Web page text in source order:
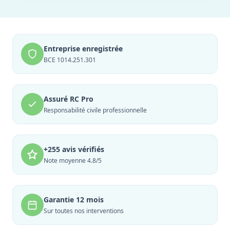
Entreprise enregistrée
BCE 1014.251.301
Assuré RC Pro
Responsabilité civile professionnelle
+255 avis vérifiés
Note moyenne 4.8/5
Garantie 12 mois
Sur toutes nos interventions